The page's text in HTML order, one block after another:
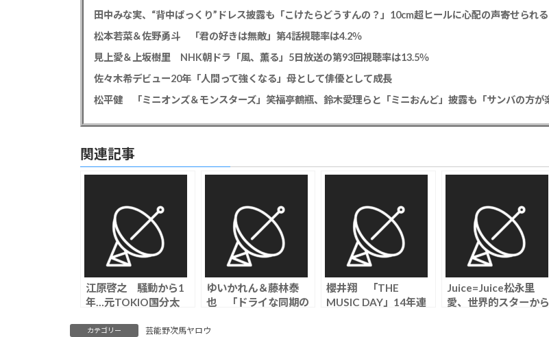
田中みな実、“背中ぱっくり”ドレス披露も「こけたらどうすんの？」10cm超ヒールに心配の声寄せられる
松本若菜＆佐野勇斗 「君の好きは無敵」第4話視聴率は4.2％
見上愛＆上坂樹里 NHK朝ドラ「風、薫る」5日放送の第93回視聴率は13.5％
佐々木希デビュー20年「人間って強くなる」母として俳優として成長
関連記事
江原啓之 騒動から1
年…元TOKIO国分太
す「『パパはいつにな
ゆいかれん＆藤林泰
也 「ドライな同期の
「たくさんきゅんとし
櫻井翔 「THE
MUSIC DAY」14年連
Juice=Juice松永里
愛、世界的スターから
カテゴリー 芸能野次馬ヤロウ